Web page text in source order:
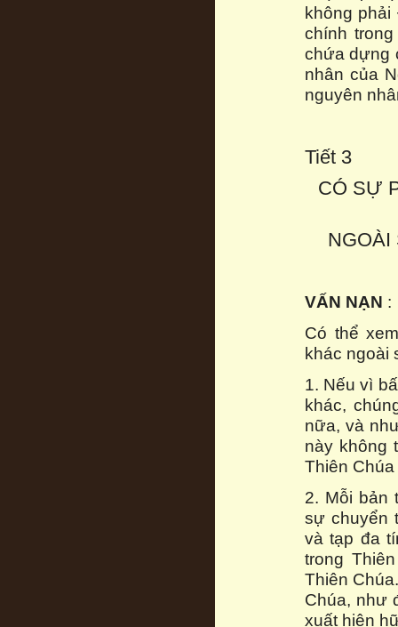
không
chính
chứa dựng
nhân của
nguyên
Tiết 3
CÓ SỰ
NGOÀI
VẤN NẠN :
Có thể
khác ngoài
1. Nếu vì
khác,
nữa, và
này không
Thiên
2. Mỗi bản
sự chuyển
và tạp đa
trong
Thiên
Chúa, như
xuất hiện